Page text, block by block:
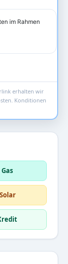
erhalten wir
Konditionen
Gas